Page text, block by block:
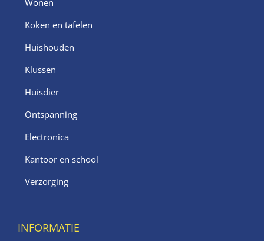
Wonen
Koken en tafelen
Huishouden
Klussen
Huisdier
Ontspanning
Electronica
Kantoor en school
Verzorging
INFORMATIE